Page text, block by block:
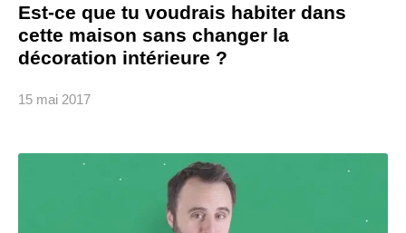
Est-ce que tu voudrais habiter dans
cette maison sans changer la
décoration intérieure ?
15 mai 2017